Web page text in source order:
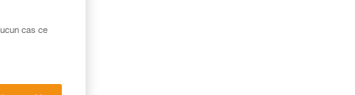
cas ce